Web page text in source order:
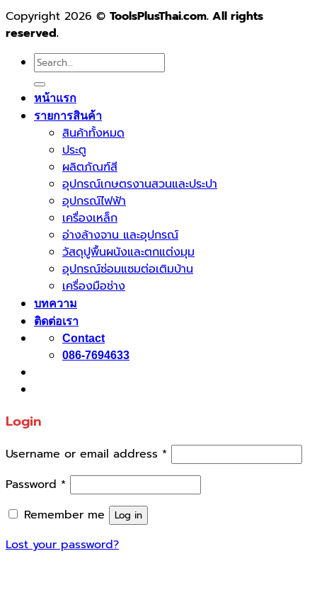
Copyright 2026 © ToolsPlusThai.com. All rights
reserved.
Search
for:
หน้าแรก
รายการสินค้า
สินค้าทั้งหมด
ประตู
ผลิตภัณฑ์สี
อุปกรณ์เกษตรงานสวนและประปา
อุปกรณ์ไฟฟ้า
เครื่องเหล็ก
อ่างล้างจาน และอุปกรณ์
วัสดุปูพื้นผนังและตกแต่งมุม
อุปกรณ์ซ่อมแซมต่อเติมบ้าน
เครื่องมือช่าง
บทความ
ติดต่อเรา
Contact
086-7694633
Login
Username or email address *
Password *
Remember me
Log in
Lost your password?